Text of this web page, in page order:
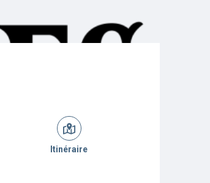
Itinéraire